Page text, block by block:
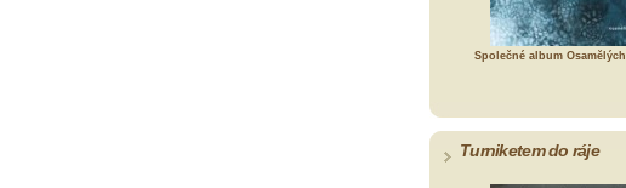
Společné album
Turniketem do ráje